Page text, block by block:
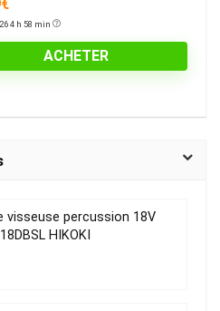
4 h 58 min
ACHETER
visseuse percussion 18V
HIKOKI